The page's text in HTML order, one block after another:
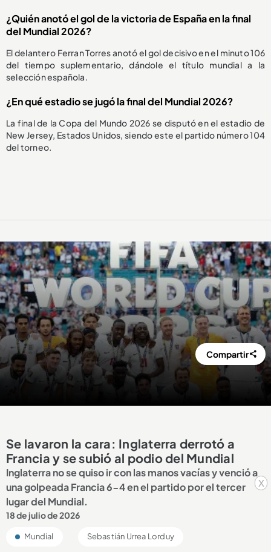
x
¿Quién anotó el gol de la victoria de España en la final
del Mundial 2026?
El delantero Ferran Torres anotó el gol decisivo en el minuto 106
del tiempo suplementario, dándole el título mundial a la
selección española.
¿En qué estadio se jugó la final del Mundial 2026?
La final de la Copa del Mundo 2026 se disputó en el estadio de
New Jersey, Estados Unidos, siendo este el partido número 104
del torneo.
Compartir
Se lavaron la cara: Inglaterra derrotó a
Francia y se subió al podio del Mundial
Inglaterra no se quiso ir con las manos vacías y venció a
una golpeada Francia 6-4 en el partido por el tercer
lugar del Mundial.
18 de julio de 2026
Mundial Sebastián Urrea Lorduy